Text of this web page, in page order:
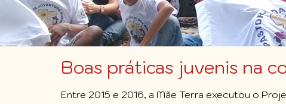
Boas práticas juvenis na
Entre 2015 e 2016, a Mãe Terra executou o